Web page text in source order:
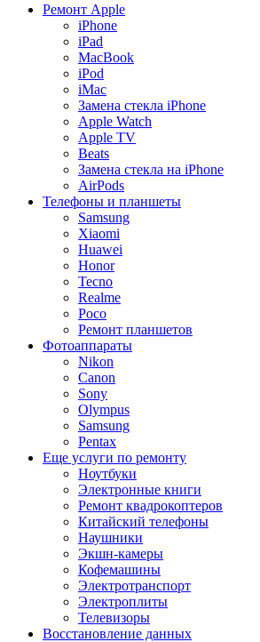
Ремонт Apple
iPhone
iPad
MacBook
iPod
iMac
Замена стекла iPhone
Apple Watch
Apple TV
Beats
Замена стекла на iPhone
AirPods
Телефоны и планшеты
Samsung
Xiaomi
Huawei
Honor
Tecno
Realme
Poco
Ремонт планшетов
Фотоаппараты
Nikon
Canon
Sony
Olympus
Samsung
Pentax
Еще услуги по ремонту
Ноутбуки
Электронные книги
Ремонт квадрокоптеров
Китайский телефоны
Наушники
Экшн-камеры
Кофемашины
Электротранспорт
Электроплиты
Телевизоры
Восстановление данных